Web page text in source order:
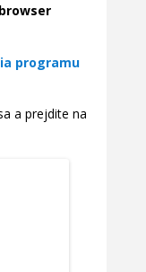
programu
a prejdite na